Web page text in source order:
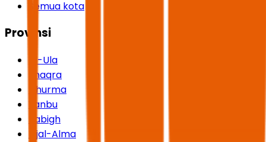
Semua kota
Provinsi
Al-Ula
Shaqra
Dhurma
Yanbu
Rabigh
Rijal-Alma